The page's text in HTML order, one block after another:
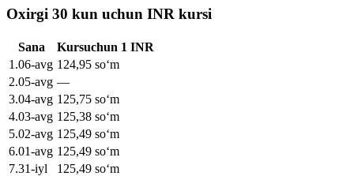
Oxirgi 30 kun uchun INR kursi
Sana Kursuchun 1 INR
1 .06-avg 124,95 soʻm
2.05-avg —
3.04-avg 125,75 soʻm
4.03-avg 125,38 soʻm
5.02-avg 125,49 soʻm
6.01-avg 125,49 soʻm
7.31-iyl 125,49 soʻm